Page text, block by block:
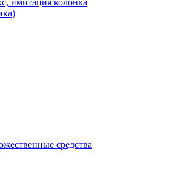
имитация колонка
средства